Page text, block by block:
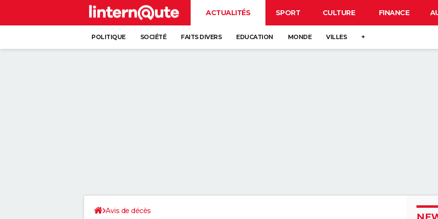
ACTUALITÉS SPORT CULTURE FINANCE
POLITIQUE SOCIÉTÉ FAITS DIVERS EDUCATION MONDE VILLES +
Avis de décès